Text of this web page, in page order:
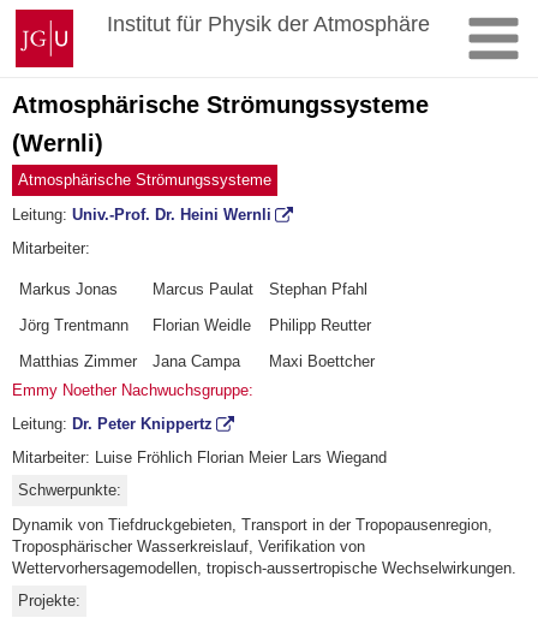
Zum
Inhalt
springen
Johannes
Gutenberg-
Universität
Mainz
Institut für Physik der Atmosphäre
Atmosphärische Strömungssysteme
(Wernli)
Atmosphärische Strömungssysteme
Leitung: Univ.-Prof. Dr. Heini Wernli
Mitarbeiter:
Markus Jonas Marcus Paulat
Stephan Pfahl
Jörg Trentmann
Florian Weidle
Philipp Reutter
Matthias Zimmer
Jana Campa
Maxi Boettcher
Emmy Noether Nachwuchsgruppe:
Leitung: Dr. Peter Knippertz
Mitarbeiter: Luise Fröhlich Florian Meier Lars Wiegand
Schwerpunkte:
Dynamik von Tiefdruckgebieten, Transport in der Tropopausenregion,
Troposphärischer Wasserkreislauf, Verifikation von
Wettervorhersagemodellen, tropisch-aussertropische Wechselwirkungen.
Projekte: